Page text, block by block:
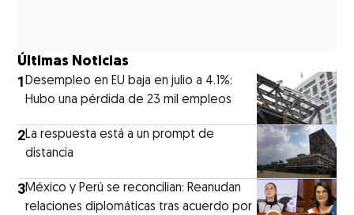
Últimas Noticias
1Desempleo en EU baja en julio a 4.1%:
Hubo una pérdida de 23 mil empleos
2La respuesta está a un prompt de
distancia
3México y Perú se reconcilian: Reanudan
relaciones diplomáticas tras acuerdo por